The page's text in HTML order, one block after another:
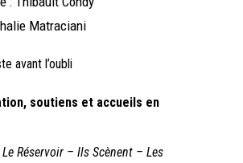
Matraciani
avant l’oubli
soutiens et accueils en
Réservoir – Ils Scènent – Les